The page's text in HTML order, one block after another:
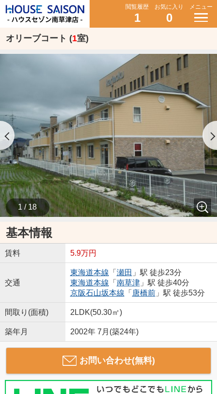
閲覧履歴
1
お気に入り
0
メニュー
オリーブコート (1室)
1 / 18
基本情報
賃料 5.9万円
交通
東海道本線 「 瀬田 」駅 徒歩23分
東海道本線 「 南草津」駅 徒歩40分
京阪石山坂本線 「 唐橋前」駅 徒歩53分
間取り(面積) 2LDK(50.30㎡)
築年月 2002年 7月(築24年)
お問い合わせ(無料)